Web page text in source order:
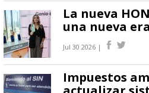
La nueva
una nueva
Jul 30 2026 |
Impuestos